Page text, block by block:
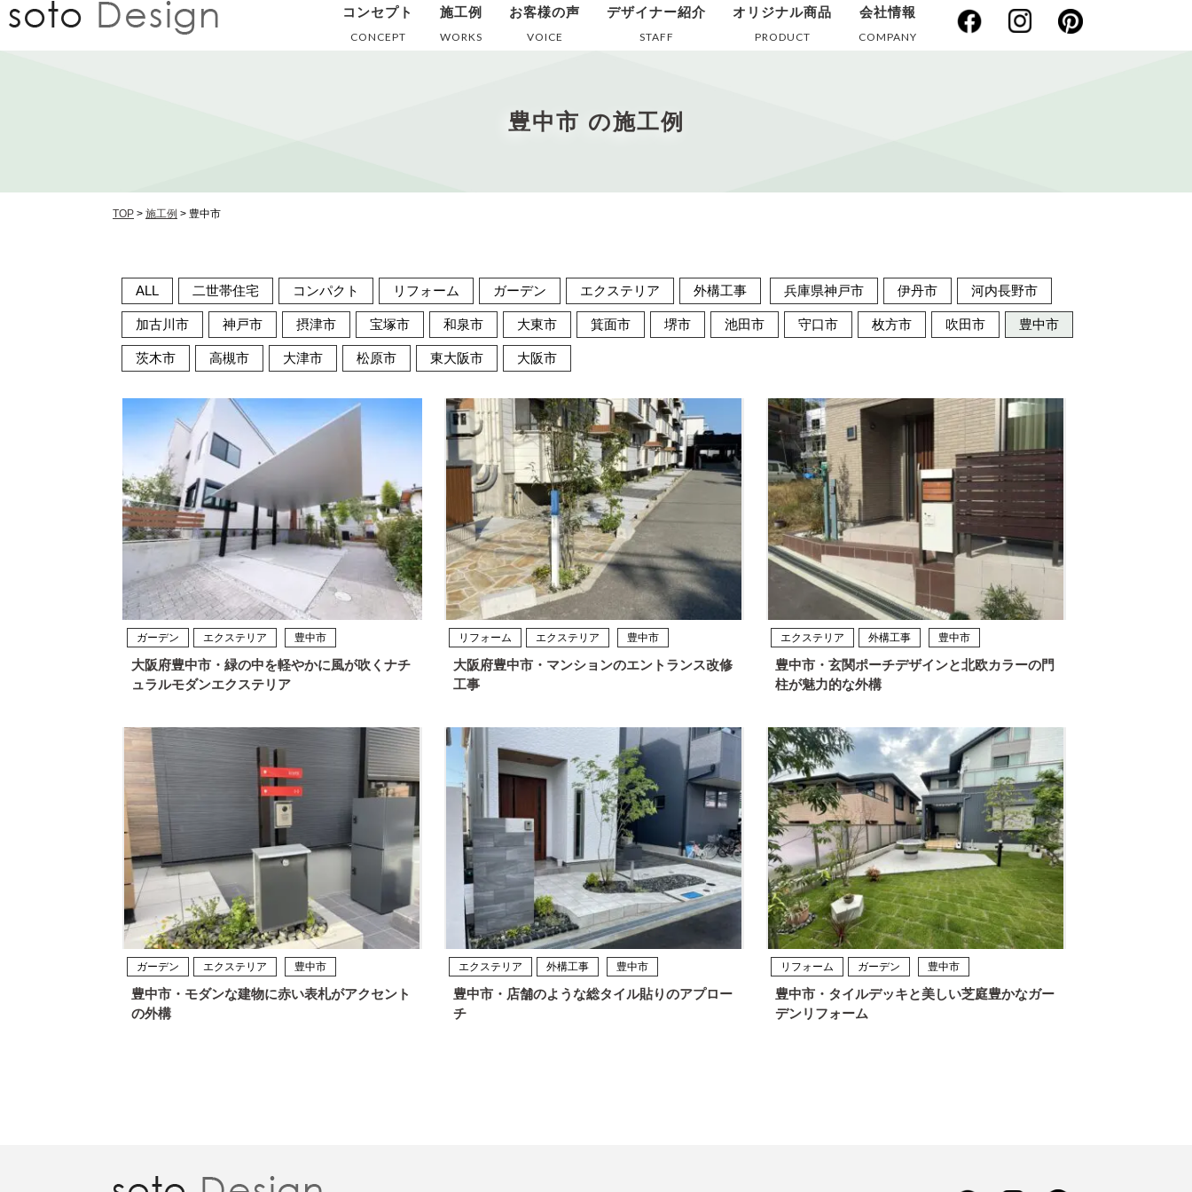
コンセプト
CONCEPT
施工例
WORKS
お客様の声
VOICE
デザイナー紹介
STAFF
オリジナル商品
PRODUCT
会社情報
COMPANY
豊中市 の施工例
TOP > 施工例 > 豊中市
ALL 二世帯住宅 コンパクト リフォーム ガーデン エクステリア 外構工事 兵庫県神戸市 伊丹市 河内長野市
加古川市 神戸市 摂津市 宝塚市 和泉市 大東市 箕面市 堺市 池田市 守口市 枚方市 吹田市 豊中市
茨木市 高槻市 大津市 松原市 東大阪市 大阪市
ガーデン エクステリア 豊中市
大阪府豊中市・緑の中を軽やかに風が吹くナチ
ュラルモダンエクステリア
リフォーム エクステリア 豊中市
大阪府豊中市・マンションのエントランス改修
工事
エクステリア 外構工事 豊中市
豊中市・玄関ポーチデザインと北欧カラーの門
柱が魅力的な外構
ガーデン エクステリア 豊中市
豊中市・モダンな建物に赤い表札がアクセント
の外構
エクステリア 外構工事 豊中市
豊中市・店舗のような総タイル貼りのアプロー
チ
リフォーム ガーデン 豊中市
豊中市・タイルデッキと美しい芝庭豊かなガー
デンリフォーム